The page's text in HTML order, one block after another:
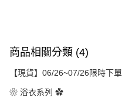
商品相關分類 (4)
【現貨】06/26~07/26限時下單
❀ 浴衣系列 ✿